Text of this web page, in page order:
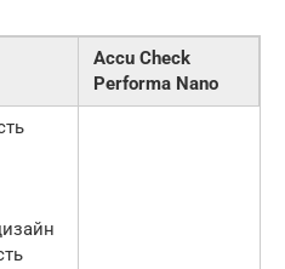
Accu Check
Performa Nano